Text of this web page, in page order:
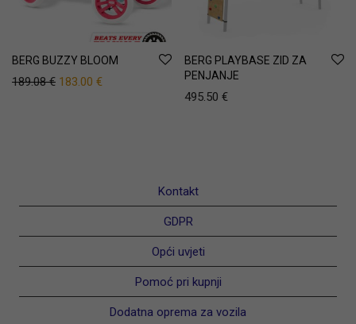
BERG BUZZY BLOOM
189.08€ Original price was: 189.08 €.
183.00 €Current price is: 183.00 €.
BERG PLAYBASE ZID ZA
PENJANJE
495.50 €
Kontakt
GDPR
Opći uvjeti
Pomoć pri kupnji
Dodatna oprema za vozila